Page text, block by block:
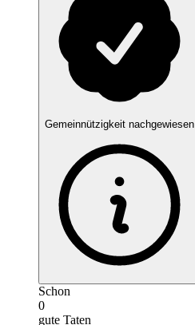
Gemeinnützigkeit nachgewiesen
Schon
0
gute Taten